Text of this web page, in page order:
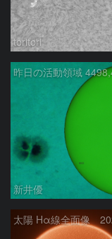
toritori
新井優